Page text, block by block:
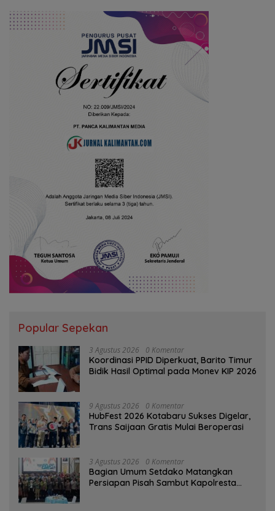
Popular Sepekan
3 Agustus 2026 0 Komentar
Koordinasi PPID Diperkuat, Barito Timur
Bidik Hasil Optimal pada Monev KIP 2026
9 Agustus 2026 0 Komentar
HubFest 2026 Kotabaru Sukses Digelar,
Trans Saijaan Gratis Mulai Beroperasi
3 Agustus 2026 0 Komentar
Bagian Umum Setdako Matangkan
Persiapan Pisah Sambut Kapolresta